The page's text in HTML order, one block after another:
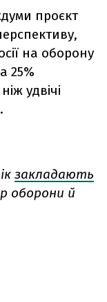
проєкт
на оборону
25%
удвічі
закладають
оборони й